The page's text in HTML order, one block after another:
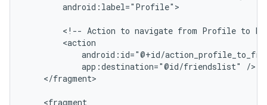
android:label="Profile">
<!-- Action to navigate from Profile to
app:destination="@id/friendslist"
</fragment>